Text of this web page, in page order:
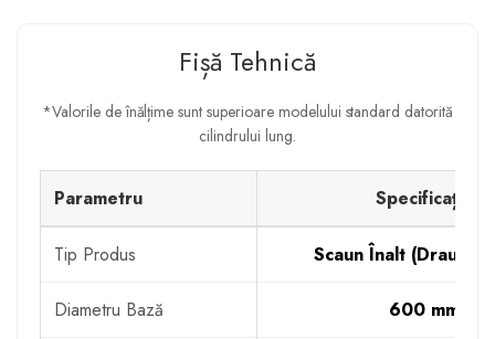
Fișă Tehnică
*Valorile de înălțime sunt superioare modelului standard datorită
cilindrului lung.
Parametru Specificație
Tip Produs Scaun Înalt
Diametru Bază 600 mm